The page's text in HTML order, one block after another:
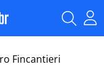
Fincantieri